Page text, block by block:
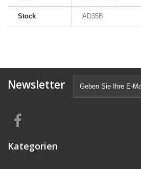
Stock AD35B
Newsletter
Kategorien